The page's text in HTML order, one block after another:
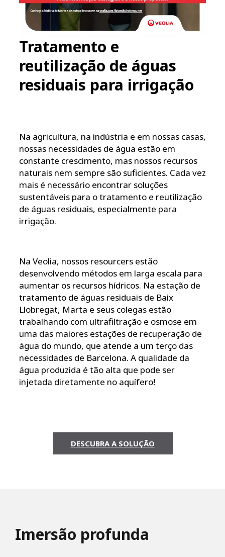
Tratamento e
reutilização de águas
residuais para irrigação
Na agricultura, na indústria e em nossas casas,
nossas necessidades de água estão em
constante crescimento, mas nossos recursos
naturais nem sempre são suficientes. Cada vez
mais é necessário encontrar soluções
sustentáveis para o tratamento e reutilização
de águas residuais, especialmente para
irrigação.
Na Veolia, nossos resourcers estão
desenvolvendo métodos em larga escala para
aumentar os recursos hídricos. Na estação de
tratamento de águas residuais de Baix
Llobregat, Marta e seus colegas estão
trabalhando com ultrafiltração e osmose em
uma das maiores estações de recuperação de
água do mundo, que atende a um terço das
necessidades de Barcelona. A qualidade da
água produzida é tão alta que pode ser
injetada diretamente no aquífero!
DESCUBRA A SOLUÇÃO
Imersão profunda